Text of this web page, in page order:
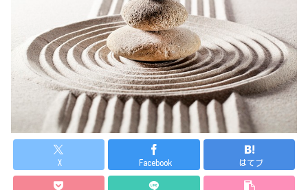
X Facebook はてブ